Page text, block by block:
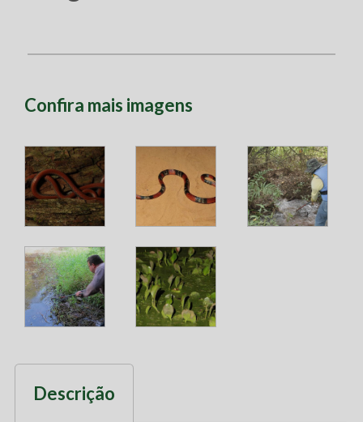
Confira mais imagens
Descrição